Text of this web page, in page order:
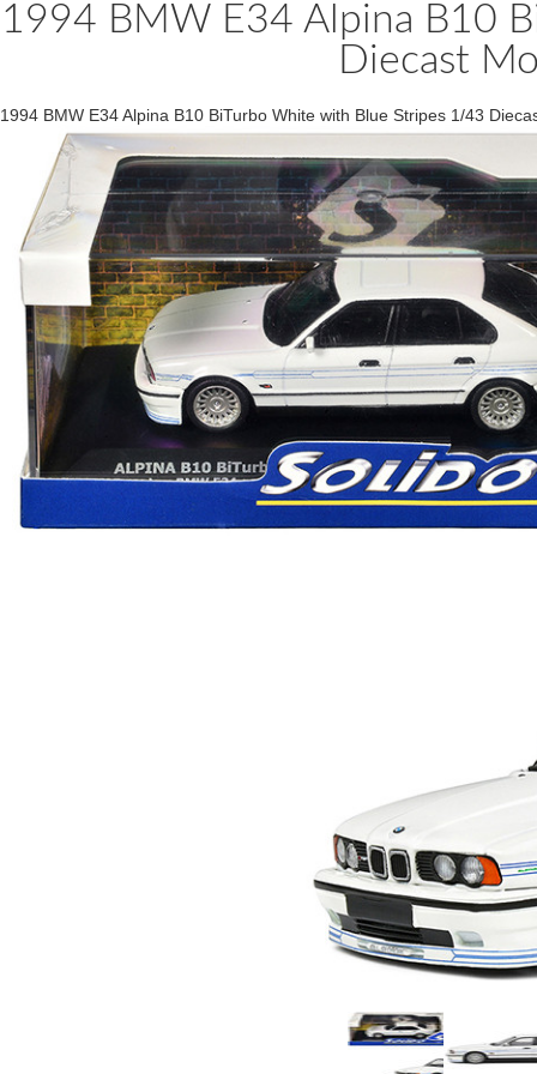
1994 BMW E34 Alpina B10
Diecast
1994 BMW E34 Alpina B10 BiTurbo White with Blue Stripes 1/43